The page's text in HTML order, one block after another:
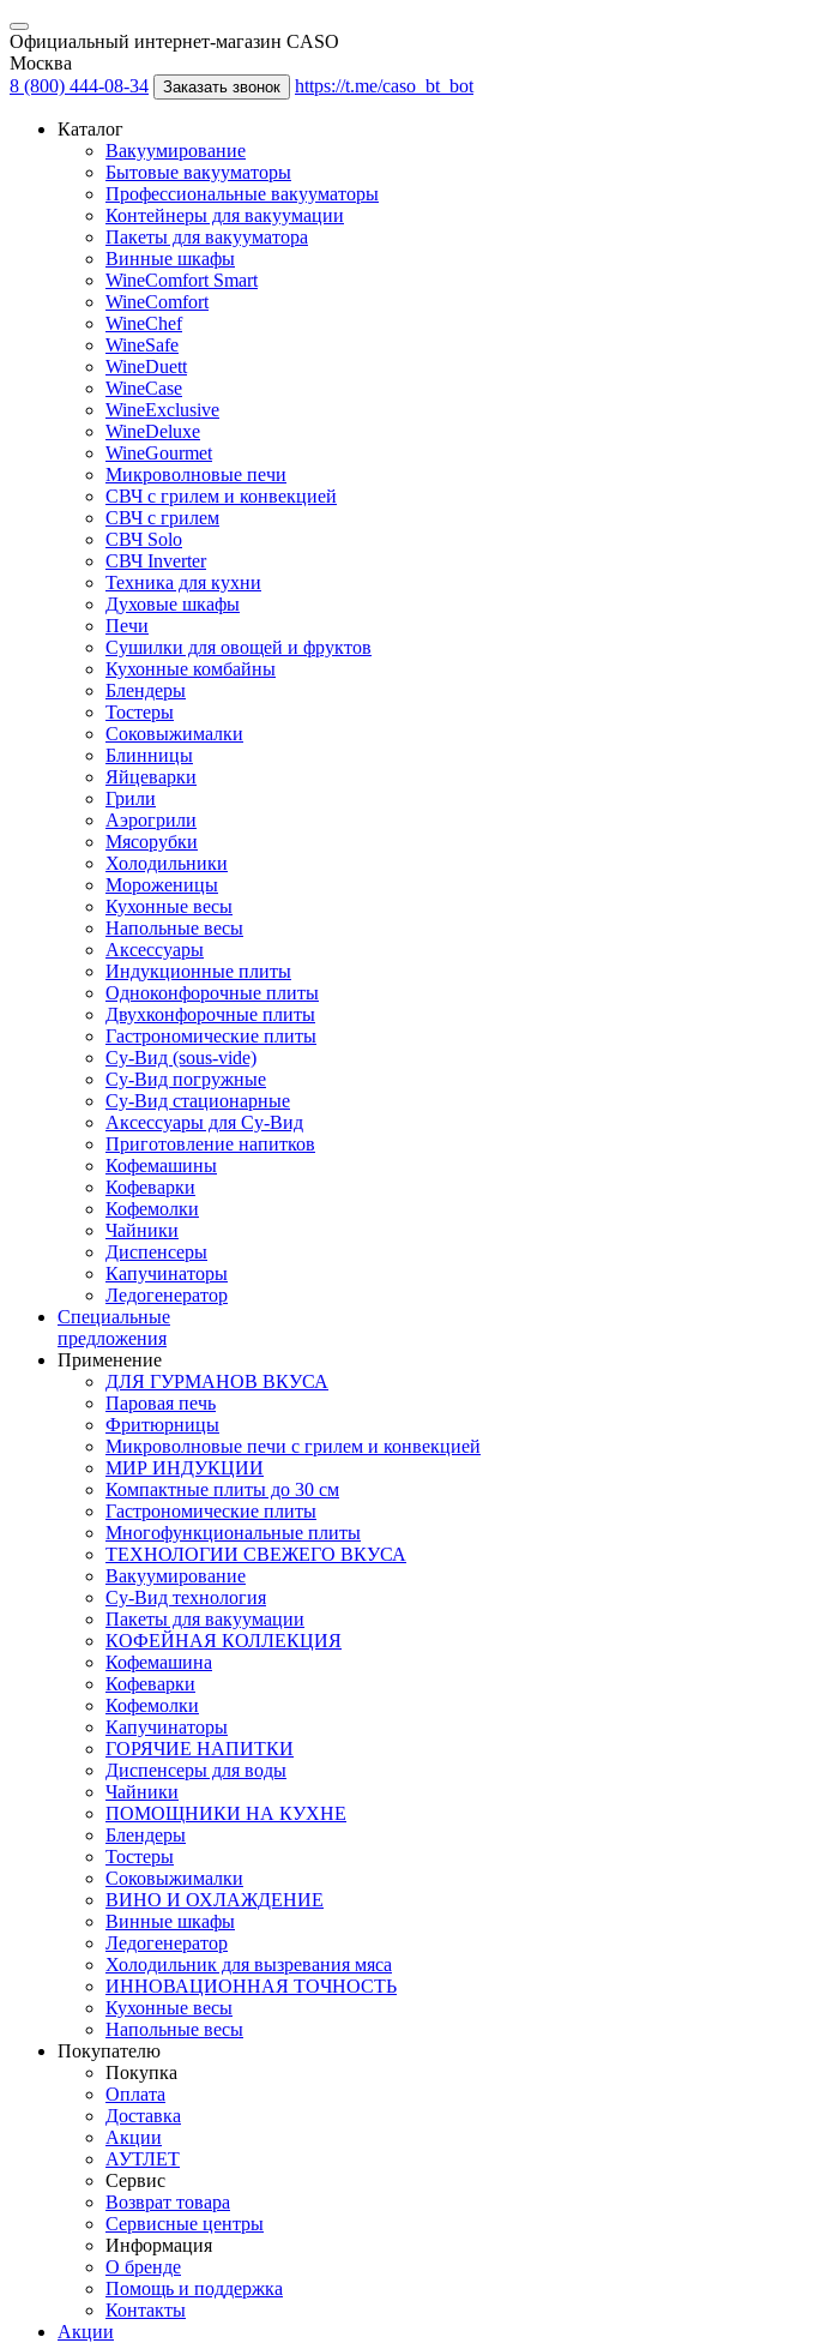
Официальный интернет-магазин CASO
Москва
8 (800) 444-08-34
Заказать звонок https://t.me/caso_bt_bot
Каталог
Вакуумирование
Бытовые вакууматоры
Профессиональные вакууматоры
Контейнеры для вакуумации
Пакеты для вакууматора
Винные шкафы
WineComfort Smart
WineComfort
WineChef
WineSafe
WineDuett
WineCase
WineExclusive
WineDeluxe
WineGourmet
Микроволновые печи
СВЧ с грилем и конвекцией
СВЧ с грилем
СВЧ Solo
СВЧ Inverter
Техника для кухни
Духовые шкафы
Печи
Сушилки для овощей и фруктов
Кухонные комбайны
Блендеры
Тостеры
Соковыжималки
Блинницы
Яйцеварки
Грили
Аэрогрили
Мясорубки
Холодильники
Мороженицы
Кухонные весы
Напольные весы
Аксессуары
Индукционные плиты
Одноконфорочные плиты
Двухконфорочные плиты
Гастрономические плиты
Су-Вид (sous-vide)
Су-Вид погружные
Су-Вид стационарные
Аксессуары для Су-Вид
Приготовление напитков
Кофемашины
Кофеварки
Кофемолки
Чайники
Диспенсеры
Капучинаторы
Ледогенератор
Специальные
предложения
Применение
ДЛЯ ГУРМАНОВ ВКУСА
Паровая печь
Фритюрницы
Микроволновые печи с грилем и конвекцией
МИР ИНДУКЦИИ
Компактные плиты до 30 см
Гастрономические плиты
Многофункциональные плиты
ТЕХНОЛОГИИ СВЕЖЕГО ВКУСА
Вакуумирование
Су-Вид технология
Пакеты для вакуумации
КОФЕЙНАЯ КОЛЛЕКЦИЯ
Кофемашина
Кофеварки
Кофемолки
Капучинаторы
ГОРЯЧИЕ НАПИТКИ
Диспенсеры для воды
Чайники
ПОМОЩНИКИ НА КУХНЕ
Блендеры
Тостеры
Соковыжималки
ВИНО И ОХЛАЖДЕНИЕ
Винные шкафы
Ледогенератор
Холодильник для вызревания мяса
ИННОВАЦИОННАЯ ТОЧНОСТЬ
Кухонные весы
Напольные весы
Покупателю
Покупка
Оплата
Доставка
Акции
АУТЛЕТ
Сервис
Возврат товара
Сервисные центры
Информация
О бренде
Помощь и поддержка
Контакты
Акции